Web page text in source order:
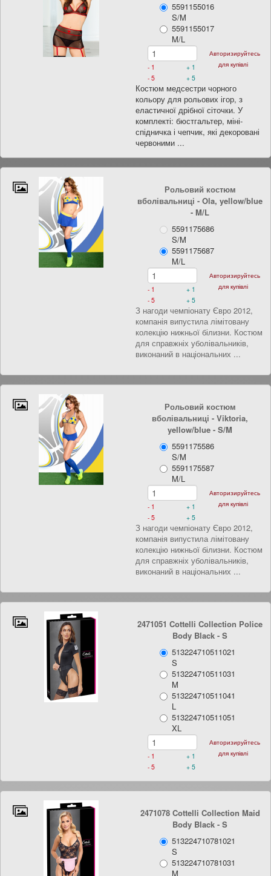
5591155016
S/M
5591155017
M/L
+ 1
- 1
- 5
+ 5
Авторизируйтесь
для купівлі
Костюм медсестри чорного
кольору для рольових ігор, з
еластичної дрібної сіточки. У
комплекті: бюстгальтер, міні-
спідничка і чепчик, які декоровані
червоними ...
Рольовий костюм
вболівальниці - Ola, yellow/blue
- M/L
5591175686
S/M
5591175687
M/L
+ 1
- 1
- 5
+ 5
Авторизируйтесь
для купівлі
З нагоди чемпіонату Євро 2012,
компанія випустила лімітовану
колекцію нижньої білизни. Костюм
для справжніх уболівальників,
виконаний в національних ...
Рольовий костюм
вболівальниці - Viktoria,
yellow/blue - S/M
5591175586
S/M
5591175587
M/L
+ 1
- 1
- 5
+ 5
Авторизируйтесь
для купівлі
З нагоди чемпіонату Євро 2012,
компанія випустила лімітовану
колекцію нижньої білизни. Костюм
для справжніх уболівальників,
виконаний в національних ...
2471051 Cottelli Collection Police
Body Black - S
513224710511021
S
513224710511031
M
513224710511041
L
513224710511051
XL
+ 1
- 1
- 5
+ 5
Авторизируйтесь
для купівлі
2471078 Cottelli Collection Maid
Body Black - S
513224710781021
S
513224710781031
M